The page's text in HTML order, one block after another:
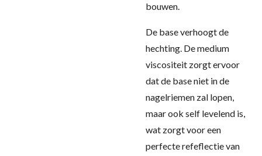
bouwen.
De base verhoogt de
hechting. De medium
viscositeit zorgt ervoor
dat de base niet in de
nagelriemen zal lopen,
maar ook self levelend is,
wat zorgt voor een
perfecte refeflectie van